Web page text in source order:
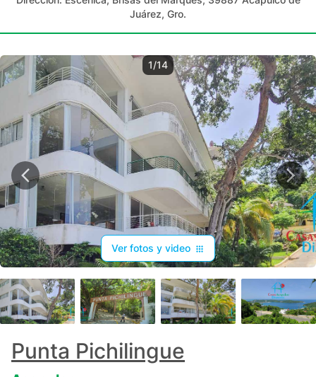
Juárez, Gro.
1/14
Ver fotos y video
Punta Pichilingue